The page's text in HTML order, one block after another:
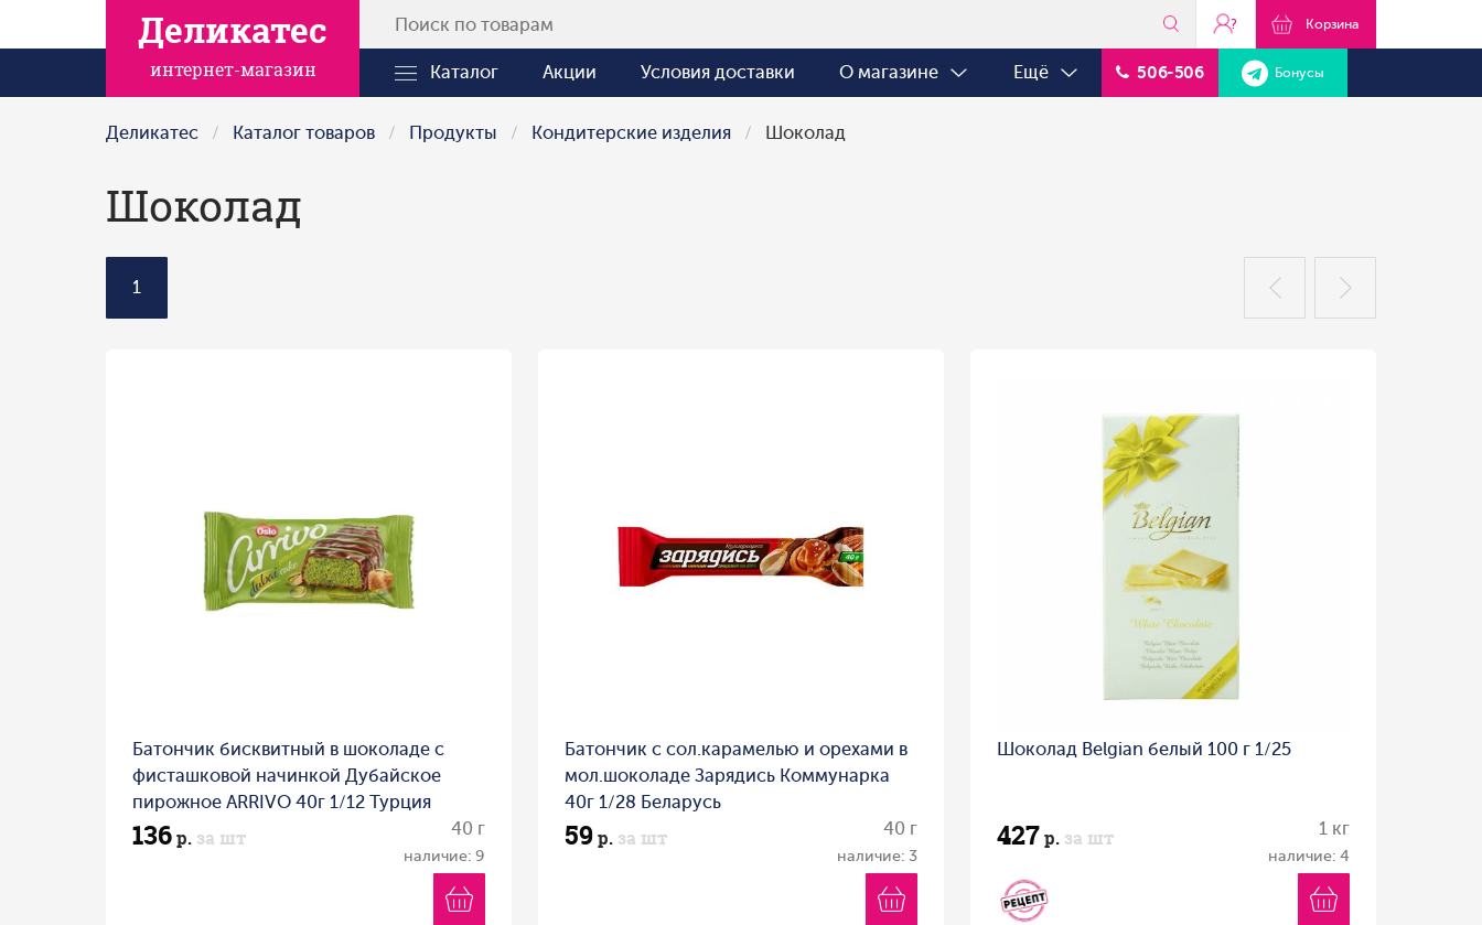
Деликатес
интернет-магазин
? Корзина
Каталог Акции Условия доставки О магазине Ещё 506-506 Бонусы
Деликатес Каталог товаров Продукты Кондитерские изделия Шоколад
Шоколад
1
Батончик бисквитный в шоколаде с
фисташковой начинкой Дубайское
пирожное ARRIVO 40г 1/12 Турция
136р. за шт 40 г
наличие: 9
Батончик с сол.карамелью и орехами в
мол.шоколаде Зарядись Коммунарка
40г 1/28 Беларусь
59р. за шт 40 г
наличие: 3
Шоколад Belgian белый 100 г 1/25
427р. за шт 1 кг
наличие: 4